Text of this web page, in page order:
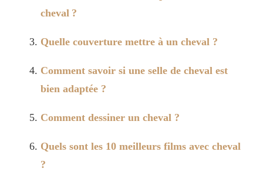
cheval ?
Quelle couverture mettre à un cheval ?
Comment savoir si une selle de cheval est
bien adaptée ?
Comment dessiner un cheval ?
Quels sont les 10 meilleurs films avec cheval
?